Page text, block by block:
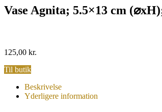
Vase Agnita; 5.5×13 cm
125,00 kr.
Til butik
Beskrivelse
Yderligere information